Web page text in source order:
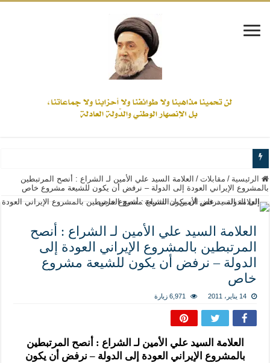
www.alamine.net
مواقف وآراء العلاّمة السيد علي الأمين من الأحداث والقضايا - اضغط للاطلاع
علاقات المذاهب والأديان لا يجوز أن تكون على حساب الأوطان
لن تحمينا مذاهبنا ولا طوائفنا ولا أحزابنا ولا جماعاتنا، بل الإنصهار الوطني والدولة
المذاهب ليست قدرًا لا يمكن تجاوزه
ليست المنفعة تأتي من إسلامية النّظام كما لا تأتي المضرة من مسيحية النظام
المتهاون بوطنه متهاون بدينه حتماً
الرئيسية / مقابلات / العلامة السيد علي الأمين لـ الشراع : أنصح المرتبطين
بالمشروع الإيراني العودة إلى الدولة – نرفض أن يكون للشيعة مشروع خاص
العلامة السيد علي الأمين لـ الشراع : أنصح
المرتبطين بالمشروع الإيراني العودة إلى
الدولة – نرفض أن يكون للشيعة مشروع
خاص
14 يناير، 2011 6,971 زيارة
العلامة السيد علي الأمين لـ الشراع : أنصح المرتبطين
بالمشروع الإيراني العودة إلى الدولة – نرفض أن يكون